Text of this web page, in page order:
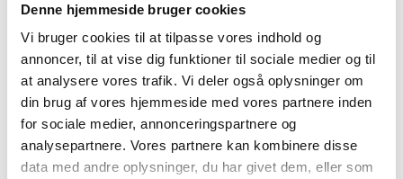
Denne hjemmeside bruger cookies
Vi bruger cookies til at tilpasse vores indhold og
annoncer, til at vise dig funktioner til sociale medier og til
at analysere vores trafik. Vi deler også oplysninger om
din brug af vores hjemmeside med vores partnere inden
for sociale medier, annonceringspartnere og
analysepartnere. Vores partnere kan kombinere disse
data med andre oplysninger, du har givet dem, eller som
På messen
Art Collection Sauvignon Blanc